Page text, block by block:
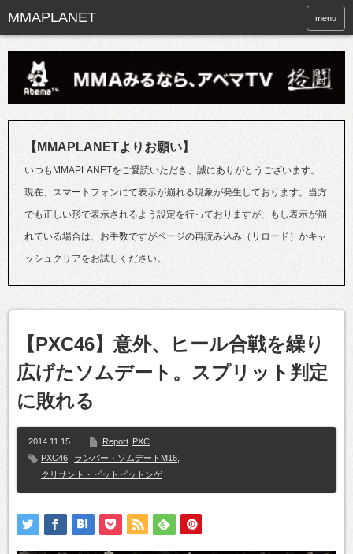
menu
【MMAPLANETよりお願い】
いつもMMAPLANETをご愛読いただき、誠にありがとうございます。
現在、スマートフォンにて表示が崩れる現象が発生しております。当方
でも正しい形で表示されるよう設定を行っておりますが、もし表示が崩
れている場合は、お手数ですがページの再読み込み（リロード）かキャ
ッシュクリアをお試しください。
【PXC46】意外、ヒール合戦を繰り
広げたソムデート。スプリット判定
に敗れる
2014.11.15 Report PXC
PXC46
ランバー・ソムデートM16
クリサント・ピットピットンゲ